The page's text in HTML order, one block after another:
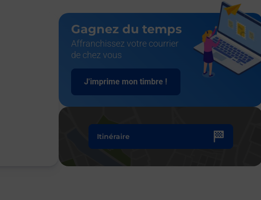
Gagnez du temps
Affranchissez votre courrier
de chez vous
J'imprime mon timbre !
Itinéraire